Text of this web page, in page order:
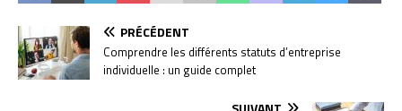
PRÉCÉDENT
Comprendre les différents statuts d’entreprise
individuelle : un guide complet